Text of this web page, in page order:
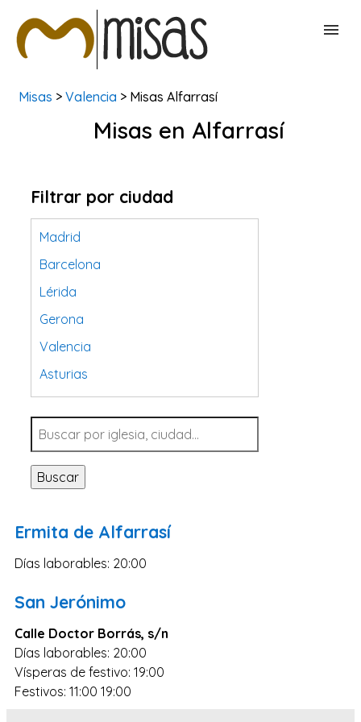
BUSCAR MISAS
Misas > Valencia > Misas Alfarrasí
Misas en Alfarrasí
Filtrar por ciudad
Madrid
Barcelona
Lérida
Gerona
Valencia
Asturias
Tarragona
Navarra
Valladolid
Sevilla
Santa Cruz de Tenerife
Cantabria
Islas Baleares
Málaga
Alicante
Buscar
Ermita de Alfarrasí
Días laborables: 20:00
San Jerónimo
Calle Doctor Borrás, s/n
Días laborables: 20:00
Vísperas de festivo: 19:00
Festivos: 11:00 19:00